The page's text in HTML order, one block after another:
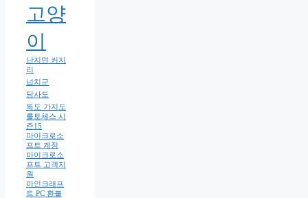
고양
이
난지면 커지
리
넙치군
당사도
독도 가지도
롤토체스 시
즌15
마이크로소
프트 계정
마이크로소
프트 고객지
원
마인크래프
트 PC 환불